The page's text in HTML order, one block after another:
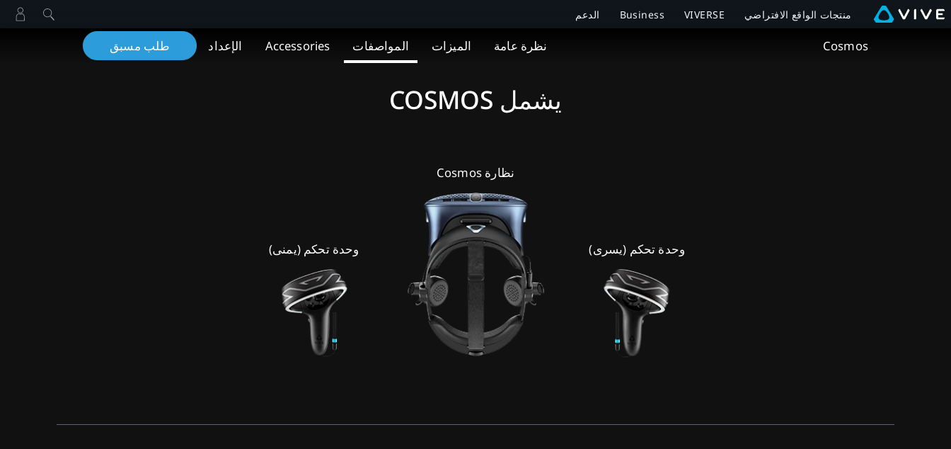
VIVE
Cosmos
منتجات الواقع الافتراضي VIVERSE
Business الدعم
Cosmos نظرة عامة الميزات المواصفات Accessories الإعداد طلب مسبق
يشمل COSMOS
وحدة تحكم (يسرى)
نظارة Cosmos
وحدة تحكم (يمنى)